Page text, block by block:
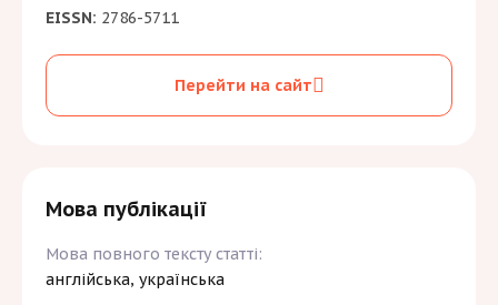
EISSN: 2786-5711
Перейти на сайт
Мова публікації
Мова повного тексту статті:
англійська, українська